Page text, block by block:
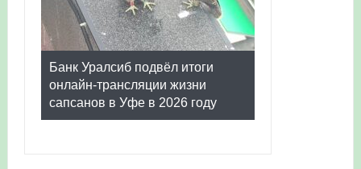
Банк Уралсиб подвёл итоги
онлайн-трансляции жизни
сапсанов в Уфе в 2026 году